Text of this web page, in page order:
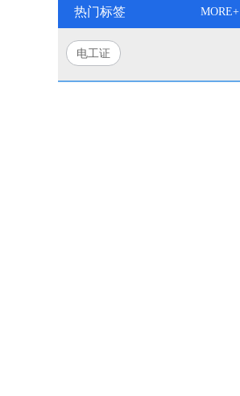
入口
热门标签 MORE+
电工证